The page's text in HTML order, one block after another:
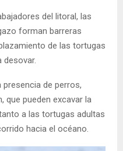
del litoral, las
forman barreras
de las tortugas
desovar.
de perros,
que pueden excavar la
a las tortugas adultas
hacia el océano.